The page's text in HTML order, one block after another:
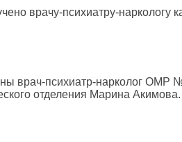
врачу-психиатру-наркологу
врач-психиатр-нарколог ОМР
отделения Марина Акимова.